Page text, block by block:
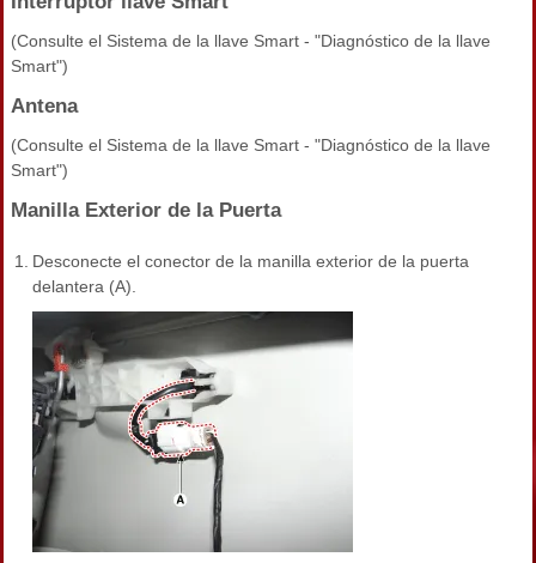
(Consulte el Sistema de la llave Smart - "Diagnóstico de la llave
Smart")
Antena
(Consulte el Sistema de la llave Smart - "Diagnóstico de la llave
Smart")
Manilla Exterior de la Puerta
1.
Desconecte el conector de la manilla exterior de la puerta
delantera (A).